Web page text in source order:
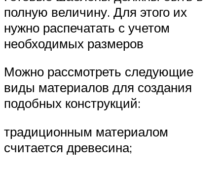
полную величину. Для этого их
нужно распечатать с учетом
необходимых размеров
Можно рассмотреть следующие
виды материалов для создания
подобных конструкций:
традиционным материалом
считается древесина;